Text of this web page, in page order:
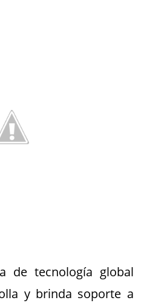
de tecnología global
y brinda soporte a